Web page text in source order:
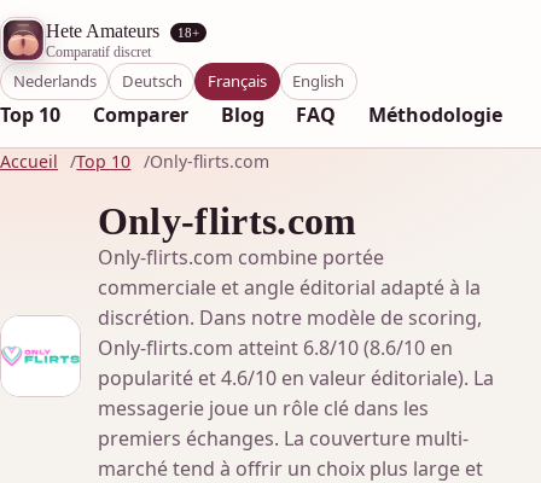
Hete Amateurs 18+
Comparatif discret
Top 10 Comparer Blog FAQ Méthodologie
Nederlands Deutsch Français English
Accueil Top 10 Only-flirts.com
Only-flirts.com
Only-flirts.com combine portée
commerciale et angle éditorial adapté à la
discrétion. Dans notre modèle de scoring,
Only-flirts.com atteint 6.8/10 (8.6/10 en
popularité et 4.6/10 en valeur éditoriale). La
messagerie joue un rôle clé dans les
premiers échanges. La couverture multi-
marché tend à offrir un choix plus large et